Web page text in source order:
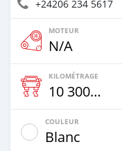
+24206 234 5617
MOTEUR
N/A
KILOMÉTRAGE
10 300 Km
COULEUR
Blanc